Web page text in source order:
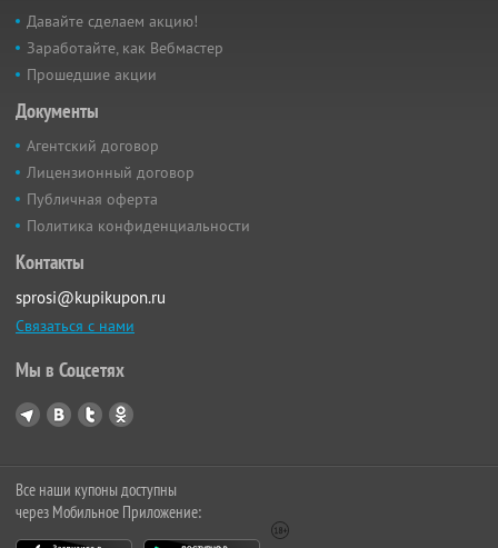
Давайте сделаем акцию!
Заработайте, как Вебмастер
Прошедшие акции
Документы
Агентский договор
Лицензионный договор
Публичная оферта
Политика конфиденциальности
Контакты
sprosi@kupikupon.ru
Связаться с нами
Мы в Соцсетях
Все наши купоны доступны
через Мобильное Приложение: